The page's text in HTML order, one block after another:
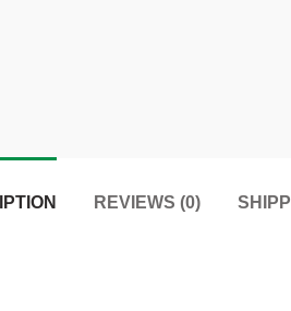
REVIEWS (0)